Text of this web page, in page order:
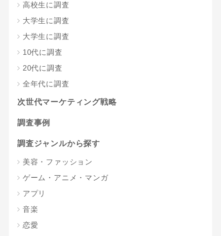
高校生に調査
大学生に調査
大学生に調査
10代に調査
20代に調査
全年代に調査
次世代マーケティング戦略
調査事例
調査ジャンルから探す
美容・ファッション
ゲーム・アニメ・マンガ
アプリ
音楽
恋愛